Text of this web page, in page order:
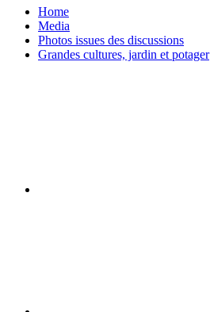
Home
Media
Photos issues des discussions
Grandes cultures, jardin et potager